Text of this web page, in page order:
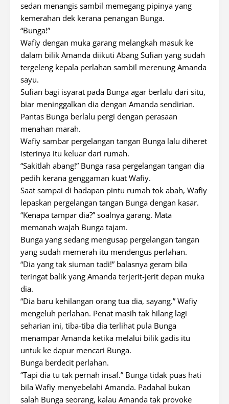
sedan menangis sambil memegang pipinya yang
kemerahan dek kerana penangan Bunga.
“Bunga!”
Wafiy dengan muka garang melangkah masuk ke
dalam bilik Amanda diikuti Abang Sufian yang sudah
tergeleng kepala perlahan sambil merenung Amanda
sayu.
Sufian bagi isyarat pada Bunga agar berlalu dari situ,
biar meninggalkan dia dengan Amanda sendirian.
Pantas Bunga berlalu pergi dengan perasaan
menahan marah.
Wafiy sambar pergelangan tangan Bunga lalu diheret
isterinya itu keluar dari rumah.
“Sakitlah abang!” Bunga rasa pergelangan tangan dia
pedih kerana genggaman kuat Wafiy.
Saat sampai di hadapan pintu rumah tok abah, Wafiy
lepaskan pergelangan tangan Bunga dengan kasar.
“Kenapa tampar dia?” soalnya garang. Mata
memanah wajah Bunga tajam.
Bunga yang sedang mengusap pergelangan tangan
yang sudah memerah itu mendengus perlahan.
“Dia yang tak siuman tadi!” balasnya geram bila
teringat balik yang Amanda terjerit-jerit depan muka
dia.
“Dia baru kehilangan orang tua dia, sayang.” Wafiy
mengeluh perlahan. Penat masih tak hilang lagi
seharian ini, tiba-tiba dia terlihat pula Bunga
menampar Amanda ketika melalui bilik gadis itu
untuk ke dapur mencari Bunga.
Bunga berdecit perlahan.
“Tapi dia tu tak pernah insaf.” Bunga tidak puas hati
bila Wafiy menyebelahi Amanda. Padahal bukan
salah Bunga seorang, kalau Amanda tak provoke